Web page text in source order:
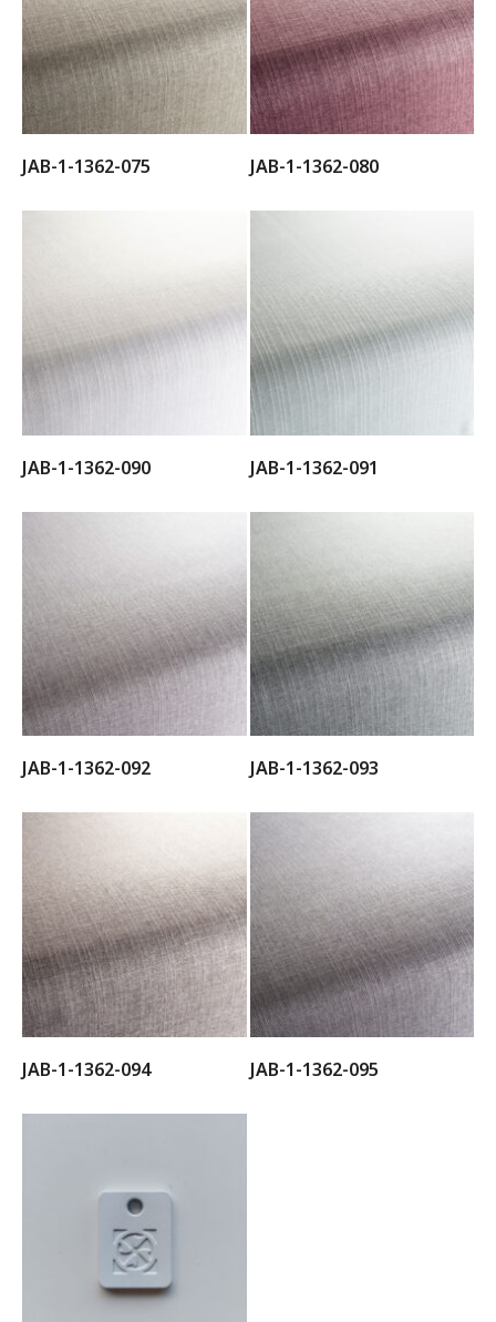
JAB-1-1362-075 JAB-1-1362-080
JAB-1-1362-090 JAB-1-1362-091
JAB-1-1362-092 JAB-1-1362-093
JAB-1-1362-094 JAB-1-1362-095